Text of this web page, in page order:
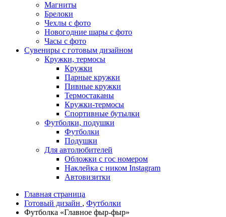
Магниты
Брелоки
Чехлы с фото
Новогодние шары с фото
Часы с фото
Сувениры с готовым дизайном
Кружки, термосы
Кружки
Парные кружки
Пивные кружки
Термостаканы
Кружки-термосы
Спортивные бутылки
Футболки, подушки
Футболки
Подушки
Для автолюбителей
Обложки с гос номером
Наклейка с ником Instagram
Автовизитки
Главная страница
Готовый дизайн , Футболки
Футболка «Главное фыр-фыр»